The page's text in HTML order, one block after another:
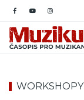
WORKSHOPY